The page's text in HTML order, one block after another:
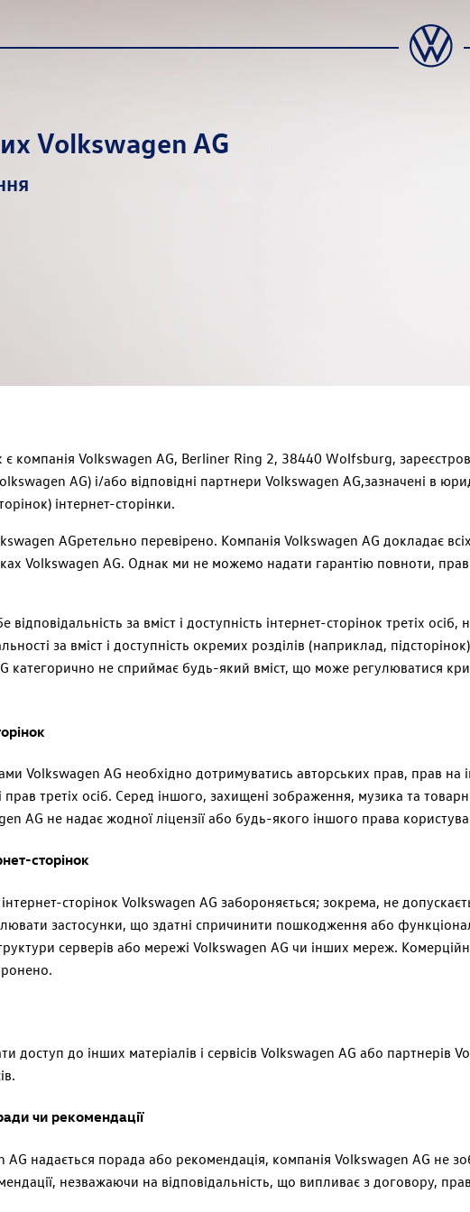
Volkswagen AG
є компанія Volkswagen AG, Berliner Ring 2, 38440 Wolfsburg,
AG) і/або відповідні партнери Volkswagen AG,зазначені в
інтернет-сторінки.
AGретельно перевірено. Компанія Volkswagen AG докладає
Volkswagen AG. Однак ми не можемо надати гарантію повноти,
відповідальність за вміст і доступність інтернет-сторінок третіх
за вміст і доступність окремих розділів (наприклад,
категорично не сприймає будь-який вміст, що може регулюватися
Volkswagen AG необхідно дотримуватись авторських прав, прав на
і прав третіх осіб. Серед іншого, захищені зображення, музика та
AG не надає жодної ліцензії або будь-якого іншого права
сторінок
сторінок Volkswagen AG забороняється; зокрема, не
застосунки, що здатні спричинити пошкодження або
серверів або мережі Volkswagen AG чи інших мереж.
доступ до інших матеріалів і сервісів Volkswagen AG або партнерів
чи рекомендації
AG надається порада або рекомендація, компанія Volkswagen AG не
незважаючи на відповідальність, що випливає з договору,